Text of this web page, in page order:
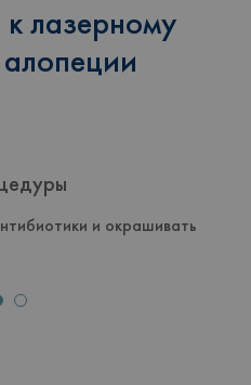
к лазерному
и окрашивать